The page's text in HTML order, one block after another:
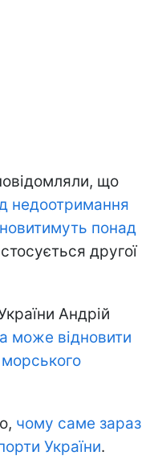
що
недоотримання
понад
другої
Андрій
може відновити
чому саме зараз
України.